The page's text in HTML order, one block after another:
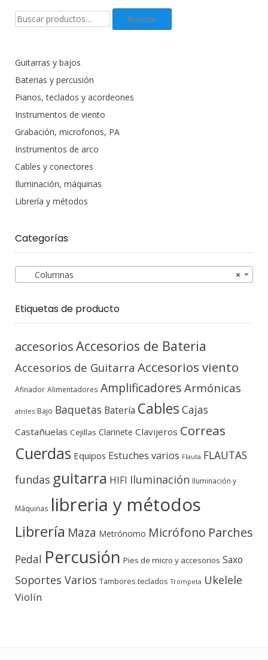
Buscar
productos:
Buscar
Guitarras y bajos
Baterias y percusión
Pianos, teclados y acordeones
Instrumentos de viento
Grabación, microfonos, PA
Instrumentos de arco
Cables y conectores
Iluminación, máquinas
Librería y métodos
Categorías
×
Columnas
Etiquetas de producto
accesoriosAccesorios de Bateria
Accesorios de Guitarra Accesorios viento
Afinador Alimentadores Amplificadores Armónicas
atriles Bajo Baquetas Batería Cables Cajas
Castañuelas Cejillas Clarinete Clavijeros Correas
Cuerdas Equipos Estuches varios Flauta FLAUTAS
fundas guitarra HIFI Iluminación Iluminación y
Máquinas libreria y métodos
Librería Maza Metrónomo Micrófono Parches
Pedal Percusión Pies de micro y accesorios Saxo
Soportes Varios Tambores teclados Trompeta Ukelele
Violín